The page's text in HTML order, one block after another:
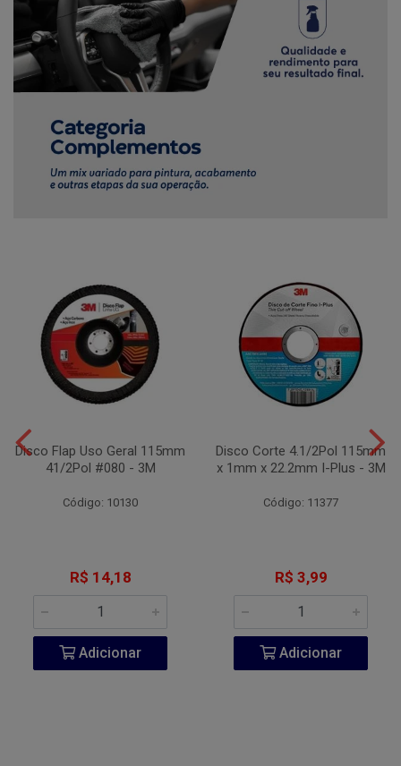
Disco Flap Uso Geral 115mm
41/2Pol #080 - 3M
Código: 10130
R$ 14,18
Adicionar
Disco Corte 4.1/2Pol 115mm
x 1mm x 22.2mm I-Plus - 3M
Código: 11377
R$ 3,99
Adicionar